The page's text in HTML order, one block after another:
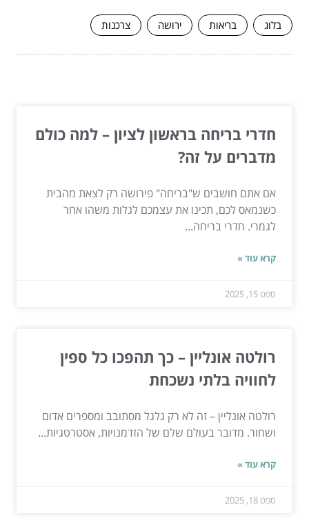
בלוג בריאות ירושה צרכנות
חדרי בריחה בראשון לציון – למה כולם
מדברים על זה?
אם אתם חושבים ש"בריחה" פירושה רק לצאת מהבית
כשנמאס לכם, תכינו את עצמכם לגלות משהו אחר
לגמרי. חדרי בריחה...
קרא עוד »
ספט 15, 2025
רולטה אונליין – כך תהפכו כל ספין
לחוויה בלתי נשכחת
רולטה אונליין – זה לא רק גלגל מסתובב ומספרים אדום
ושחור. מדובר בעולם שלם של הזדמנויות, אסטרטגיות...
קרא עוד »
ספט 18, 2025